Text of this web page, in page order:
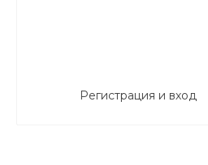
Регистрация и вход